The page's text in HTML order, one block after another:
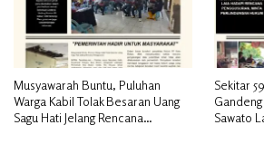
Musyawarah Buntu, Puluhan
Warga Kabil Tolak Besaran Uang
Sagu Hati Jelang Rencana
Sekitar
Sawato